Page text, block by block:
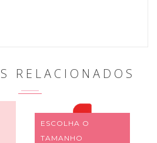
RELACIONADOS
ESCOLHA O
TAMANHO